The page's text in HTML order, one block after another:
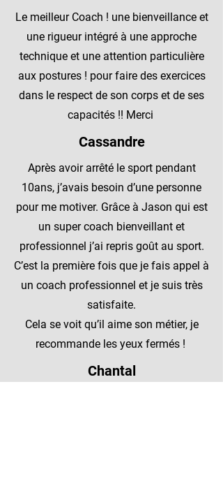
Le meilleur Coach ! une bienveillance et
une rigueur intégré à une approche
technique et une attention particulière
aux postures ! pour faire des exercices
dans le respect de son corps et de ses
capacités !! Merci
Cassandre
Après avoir arrêté le sport pendant
10ans, j’avais besoin d’une personne
pour me motiver. Grâce à Jason qui est
un super coach bienveillant et
professionnel j’ai repris goût au sport.
C’est la première fois que je fais appel à
un coach professionnel et je suis très
satisfaite.
Cela se voit qu’il aime son métier, je
recommande les yeux fermés !
Chantal